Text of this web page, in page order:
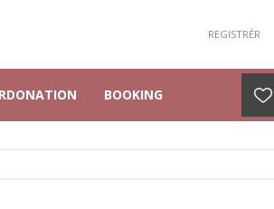
REGISTRÉR
BOOKING